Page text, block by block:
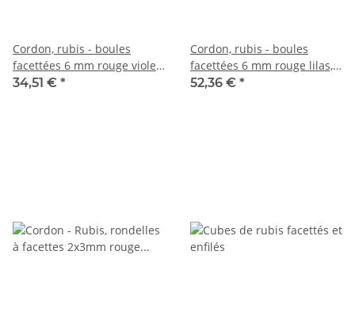
Cordon, rubis - boules
facettées 6 mm rouge violet
orange, longueur 38,5 cm
34,51 € *
Cordon, rubis - boules
facettées 6 mm rouge lilas,
longueur 38,5 cm /6040
52,36 € *